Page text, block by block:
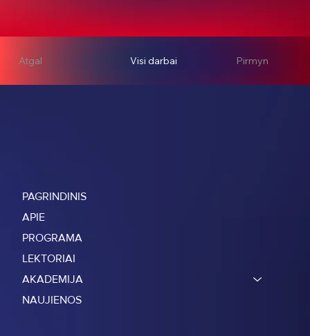
Atgal Visi darbai Pirmyn
PAGRINDINIS
APIE
PROGRAMA
LEKTORIAI
AKADEMIJA
NAUJIENOS